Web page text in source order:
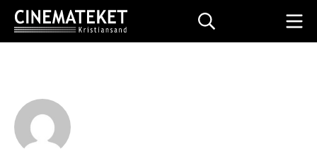
Skip
content
CINEMATEKET I KRISTIANSAND